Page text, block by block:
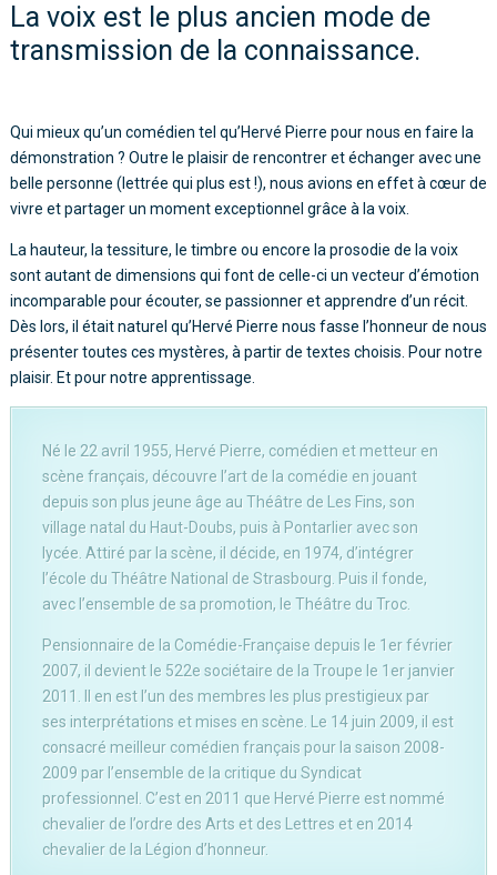
La voix est le plus ancien mode de
transmission de la connaissance.
Qui mieux qu’un comédien tel qu’Hervé Pierre pour nous en faire la
démonstration ? Outre le plaisir de rencontrer et échanger avec une
belle personne (lettrée qui plus est !), nous avions en effet à cœur de
vivre et partager un moment exceptionnel grâce à la voix.
La hauteur, la tessiture, le timbre ou encore la prosodie de la voix
sont autant de dimensions qui font de celle-ci un vecteur d’émotion
incomparable pour écouter, se passionner et apprendre d’un récit.
Dès lors, il était naturel qu’Hervé Pierre nous fasse l’honneur de nous
présenter toutes ces mystères, à partir de textes choisis. Pour notre
plaisir. Et pour notre apprentissage.
Né le 22 avril 1955, Hervé Pierre, comédien et metteur en
scène français, découvre l’art de la comédie en jouant
depuis son plus jeune âge au Théâtre de Les Fins, son
village natal du Haut-Doubs, puis à Pontarlier avec son
lycée. Attiré par la scène, il décide, en 1974, d’intégrer
l’école du Théâtre National de Strasbourg. Puis il fonde,
avec l’ensemble de sa promotion, le Théâtre du Troc.
Pensionnaire de la Comédie-Française depuis le 1er février
2007, il devient le 522e sociétaire de la Troupe le 1er janvier
2011. Il en est l’un des membres les plus prestigieux par
ses interprétations et mises en scène. Le 14 juin 2009, il est
consacré meilleur comédien français pour la saison 2008-
2009 par l’ensemble de la critique du Syndicat
professionnel. C’est en 2011 que Hervé Pierre est nommé
chevalier de l’ordre des Arts et des Lettres et en 2014
chevalier de la Légion d’honneur.